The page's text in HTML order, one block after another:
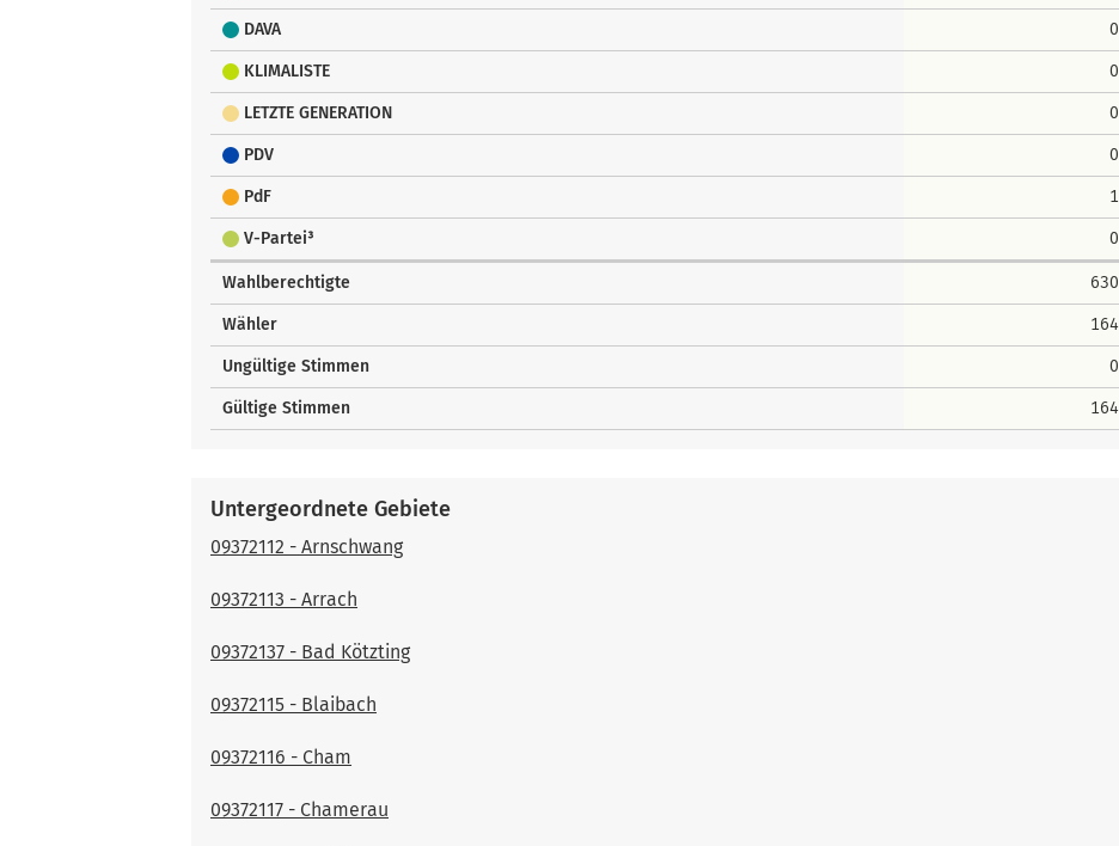
DAVA 0
KLIMALISTE 0
LETZTE GENERATION 0
PDV 0
PdF 1
V-Partei³ 0
Wahlberechtigte 630
Wähler 164
Ungültige Stimmen 0
Gültige Stimmen 164
Untergeordnete Gebiete
09372112 - Arnschwang
09372113 - Arrach
09372137 - Bad Kötzting
09372115 - Blaibach
09372116 - Cham
09372117 - Chamerau